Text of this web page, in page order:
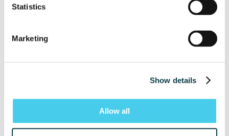
Statistics
Marketing
Show details
Allow all